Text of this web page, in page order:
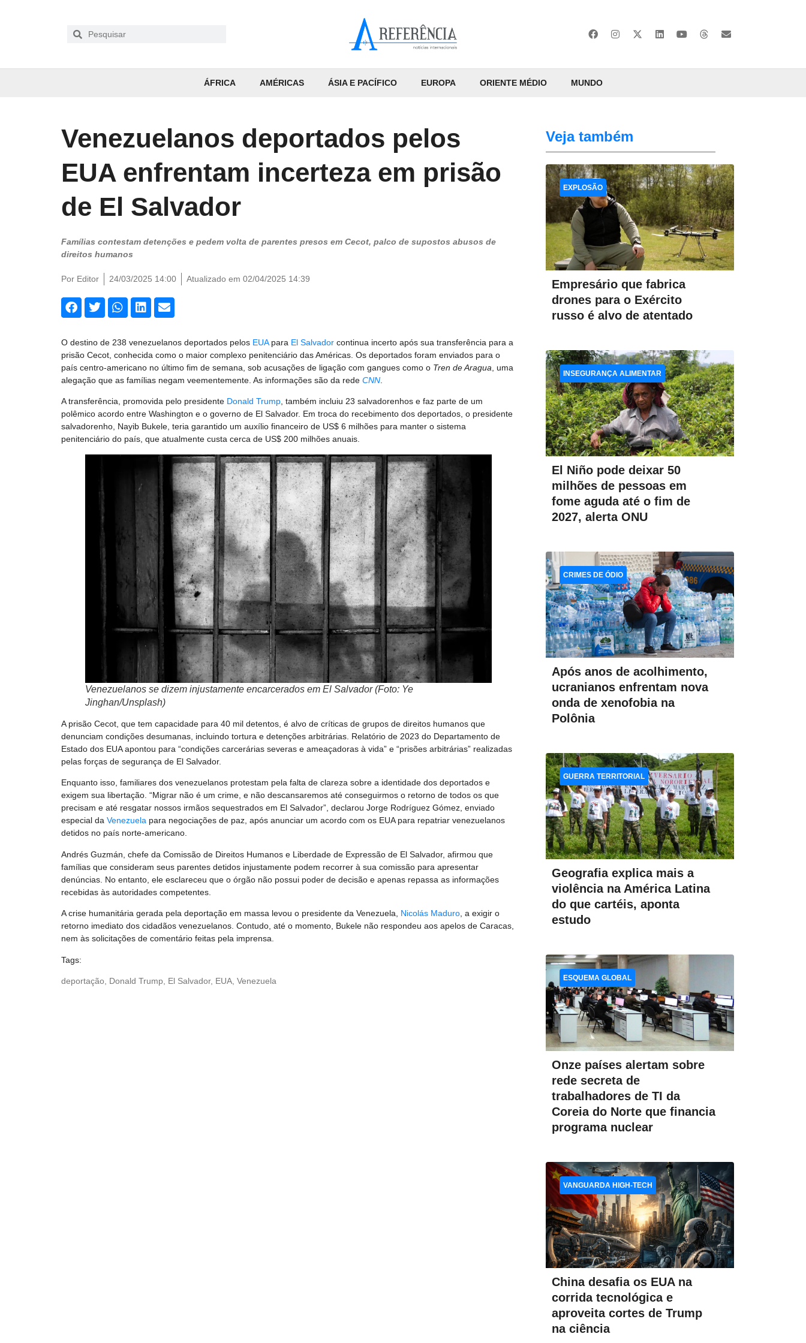
ÁFRICA AMÉRICAS ÁSIA E PACÍFICO EUROPA ORIENTE MÉDIO MUNDO
Venezuelanos deportados pelos
EUA enfrentam incerteza em prisão
de El Salvador
Famílias contestam detenções e pedem volta de parentes presos em Cecot, palco de supostos abusos de
direitos humanos
Por Editor 24/03/2025 14:00 Atualizado em 02/04/2025 14:39
O destino de 238 venezuelanos deportados pelos EUApara El Salvador continua incerto após sua transferência para a
prisão Cecot, conhecida como o maior complexo penitenciário das Américas. Os deportados foram enviados para o
país centro-americano no último fim de semana, sob acusações de ligação com gangues como o Tren de Aragua , uma
alegação que as famílias negam veementemente. As informações são da rede CNN
A transferência, promovida pelo presidente Donald Trump, também incluiu 23 salvadorenhos e faz parte de um
polêmico acordo entre Washington e o governo de El Salvador. Em troca do recebimento dos deportados, o presidente
salvadorenho, Nayib Bukele, teria garantido um auxílio financeiro de US$ 6 milhões para manter o sistema
penitenciário do país, que atualmente custa cerca de US$ 200 milhões anuais.
Venezuelanos se dizem injustamente encarcerados em El Salvador (Foto: Ye
Jinghan/Unsplash)
A prisão Cecot, que tem capacidade para 40 mil detentos, é alvo de críticas de grupos de direitos humanos que
denunciam condições desumanas, incluindo tortura e detenções arbitrárias. Relatório de 2023 do Departamento de
Estado dos EUA apontou para “condições carcerárias severas e ameaçadoras à vida” e “prisões arbitrárias” realizadas
pelas forças de segurança de El Salvador.
Enquanto isso, familiares dos venezuelanos protestam pela falta de clareza sobre a identidade dos deportados e
exigem sua libertação. “Migrar não é um crime, e não descansaremos até conseguirmos o retorno de todos os que
precisam e até resgatar nossos irmãos sequestrados em El Salvador”, declarou Jorge Rodríguez Gómez, enviado
especial da Venezuela para negociações de paz, após anunciar um acordo com os EUA para repatriar venezuelanos
detidos no país norte-americano.
Andrés Guzmán, chefe da Comissão de Direitos Humanos e Liberdade de Expressão de El Salvador, afirmou que
famílias que consideram seus parentes detidos injustamente podem recorrer à sua comissão para apresentar
denúncias. No entanto, ele esclareceu que o órgão não possui poder de decisão e apenas repassa as informações
recebidas às autoridades competentes.
A crise humanitária gerada pela deportação em massa levou o presidente da Venezuela, Nicolás Maduro, a exigir o
retorno imediato dos cidadãos venezuelanos. Contudo, até o momento, Bukele não respondeu aos apelos de Caracas,
nem às solicitações de comentário feitas pela imprensa.
Tags:
deportação Donald Trump El Salvador, EUA Venezuela
Veja também
Empresário que fabrica
drones para o Exército
russo é alvo de atentado
EXPLOSÃO
El Niño pode deixar 50
milhões de pessoas em
fome aguda até o fim de
2027, alerta ONU
INSEGURANÇA ALIMENTAR
Após anos de acolhimento,
ucranianos enfrentam nova
onda de xenofobia na
Polônia
CRIMES DE ÓDIO
Geografia explica mais a
violência na América Latina
do que cartéis, aponta
estudo
GUERRA TERRITORIAL
Onze países alertam sobre
rede secreta de
trabalhadores de TI da
Coreia do Norte que financia
programa nuclear
ESQUEMA GLOBAL
China desafia os EUA na
corrida tecnológica e
aproveita cortes de Trump
na ciência
VANGUARDA HIGH-TECH